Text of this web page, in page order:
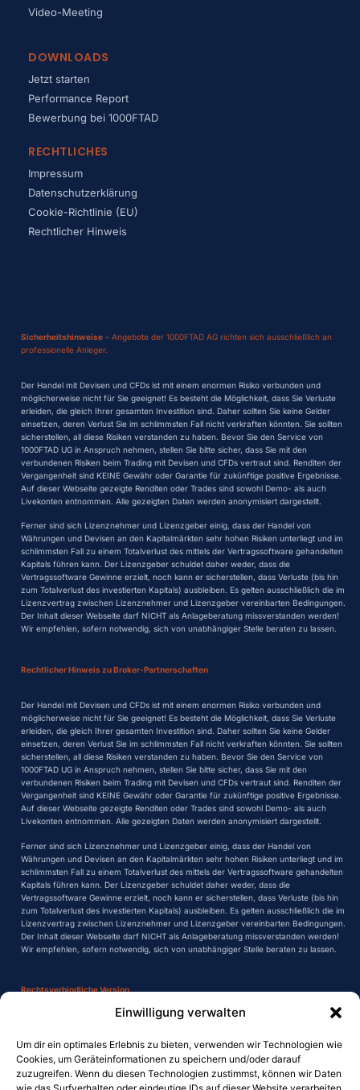
Einwilligung verwalten
Um dir ein optimales Erlebnis zu bieten, verwenden wir Technologien wie
Cookies, um Geräteinformationen zu speichern und/oder darauf
zuzugreifen. Wenn du diesen Technologien zustimmst, können wir Daten
Video-Meeting
DOWNLOADS
Jetzt starten
Performance Report
Bewerbung bei 1000FTAD
RECHTLICHES
Impressum
Datenschutzerklärung
Cookie-Richtlinie (EU)
Rechtlicher Hinweis
Sicherheitshinweise – Angebote der 1000FTAD AG richten sich ausschließlich an
professionelle Anleger.
Der Handel mit Devisen und CFDs ist mit einem enormen Risiko verbunden und
möglicherweise nicht für Sie geeignet! Es besteht die Möglichkeit, dass Sie Verluste
erleiden, die gleich Ihrer gesamten Investition sind. Daher sollten Sie keine Gelder
einsetzen, deren Verlust Sie im schlimmsten Fall nicht verkraften könnten. Sie sollten
sicherstellen, all diese Risiken verstanden zu haben. Bevor Sie den Service von
1000FTAD UG in Anspruch nehmen, stellen Sie bitte sicher, dass Sie mit den
verbundenen Risiken beim Trading mit Devisen und CFDs vertraut sind. Renditen der
Vergangenheit sind KEINE Gewähr oder Garantie für zukünftige positive Ergebnisse.
Auf dieser Webseite gezeigte Renditen oder Trades sind sowohl Demo- als auch
Livekonten entnommen. Alle gezeigten Daten werden anonymisiert dargestellt.
Ferner sind sich Lizenznehmer und Lizenzgeber einig, dass der Handel von
Währungen und Devisen an den Kapitalmärkten sehr hohen Risiken unterliegt und im
schlimmsten Fall zu einem Totalverlust des mittels der Vertragssoftware gehandelten
Kapitals führen kann. Der Lizenzgeber schuldet daher weder, dass die
Vertragssoftware Gewinne erzielt, noch kann er sicherstellen, dass Verluste (bis hin
zum Totalverlust des investierten Kapitals) ausbleiben. Es gelten ausschließlich die im
Lizenzvertrag zwischen Lizenznehmer und Lizenzgeber vereinbarten Bedingungen.
Der Inhalt dieser Webseite darf NICHT als Anlageberatung missverstanden werden!
Wir empfehlen, sofern notwendig, sich von unabhängiger Stelle beraten zu lassen.
Rechtlicher Hinweis zu Broker-Partnerschaften
Der Handel mit Devisen und CFDs ist mit einem enormen Risiko verbunden und
möglicherweise nicht für Sie geeignet! Es besteht die Möglichkeit, dass Sie Verluste
erleiden, die gleich Ihrer gesamten Investition sind. Daher sollten Sie keine Gelder
einsetzen, deren Verlust Sie im schlimmsten Fall nicht verkraften könnten. Sie sollten
sicherstellen, all diese Risiken verstanden zu haben. Bevor Sie den Service von
1000FTAD UG in Anspruch nehmen, stellen Sie bitte sicher, dass Sie mit den
verbundenen Risiken beim Trading mit Devisen und CFDs vertraut sind. Renditen der
Vergangenheit sind KEINE Gewähr oder Garantie für zukünftige positive Ergebnisse.
Auf dieser Webseite gezeigte Renditen oder Trades sind sowohl Demo- als auch
Livekonten entnommen. Alle gezeigten Daten werden anonymisiert dargestellt.
Ferner sind sich Lizenznehmer und Lizenzgeber einig, dass der Handel von
Währungen und Devisen an den Kapitalmärkten sehr hohen Risiken unterliegt und im
schlimmsten Fall zu einem Totalverlust des mittels der Vertragssoftware gehandelten
Kapitals führen kann. Der Lizenzgeber schuldet daher weder, dass die
Vertragssoftware Gewinne erzielt, noch kann er sicherstellen, dass Verluste (bis hin
zum Totalverlust des investierten Kapitals) ausbleiben. Es gelten ausschließlich die im
Lizenzvertrag zwischen Lizenznehmer und Lizenzgeber vereinbarten Bedingungen.
Der Inhalt dieser Webseite darf NICHT als Anlageberatung missverstanden werden!
Wir empfehlen, sofern notwendig, sich von unabhängiger Stelle beraten zu lassen.
Rechtsverbindliche Version
erleiden, die gleich Ihrer gesamten Investition sind. Daher sollten Sie keine Gelder
einsetzen, deren Verlust Sie im schlimmsten Fall nicht verkraften könnten. Sie sollten
sicherstellen, all diese Risiken verstanden zu haben. Bevor Sie den Service von